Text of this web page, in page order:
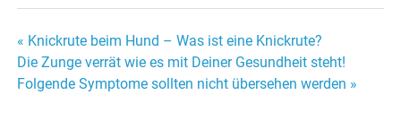
Beitrags-
« Knickrute beim Hund – Was ist eine Knickrute?
Die Zunge verrät wie es mit Deiner Gesundheit steht!
Folgende Symptome sollten nicht übersehen werden »